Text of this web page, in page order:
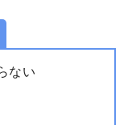
ない